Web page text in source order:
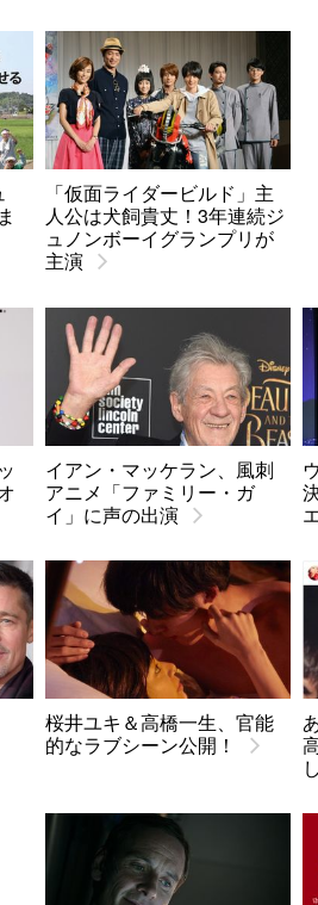
「仮面ライダービルド」主
人公は犬飼貴丈！3年連続ジ
ュノンボーイグランプリが
主演
イアン・マッケラン、風刺
アニメ「ファミリー・ガ
イ」に声の出演
桜井ユキ＆高橋一生、官能
的なラブシーン公開！